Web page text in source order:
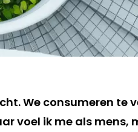
We consumeren te
voel ik me als mens,